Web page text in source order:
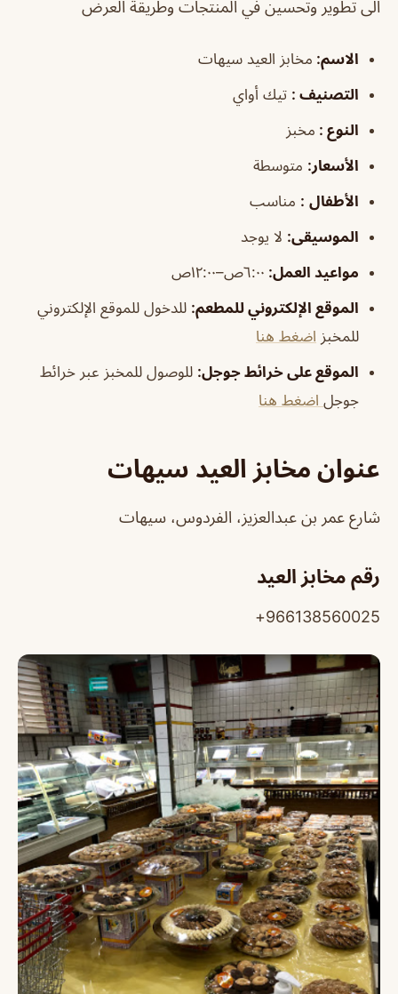
الى تطوير وتحسين في المنتجات وطريقة العرض
الاسم: مخابز العيد سيهات
التصنيف : تيك أواي
النوع : مخبز
الأسعار: متوسطة
الأطفال : مناسب
الموسيقى: لا يوجد
مواعيد العمل: ٦:٠٠ص–١٢:٠٠ص
الموقع الإلكتروني للمطعم: للدخول للموقع الإلكتروني
للمخبز اضغط هنا
الموقع على خرائط جوجل: للوصول للمخبز عبر خرائط
جوجل اضغط هنا
عنوان مخابز العيد سيهات
شارع عمر بن عبدالعزيز، الفردوس، سيهات
رقم مخابز العيد
966138560025+